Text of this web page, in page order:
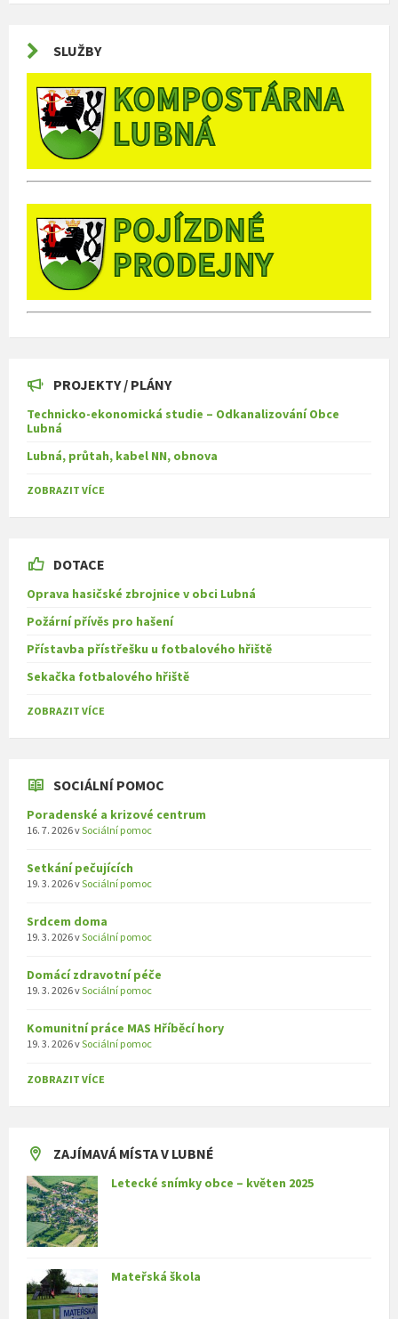
SLUŽBY
PROJEKTY / PLÁNY
Technicko-ekonomická studie – Odkanalizování Obce
Lubná
Lubná, průtah, kabel NN, obnova
ZOBRAZIT VÍCE
DOTACE
Oprava hasičské zbrojnice v obci Lubná
Požární přívěs pro hašení
Přístavba přístřešku u fotbalového hřiště
Sekačka fotbalového hřiště
ZOBRAZIT VÍCE
SOCIÁLNÍ POMOC
Poradenské a krizové centrum
16. 7. 2026vSociální pomoc
Setkání pečujících
19. 3. 2026vSociální pomoc
Srdcem doma
19. 3. 2026vSociální pomoc
Domácí zdravotní péče
19. 3. 2026vSociální pomoc
Komunitní práce MAS Hříběcí hory
19. 3. 2026vSociální pomoc
ZOBRAZIT VÍCE
ZAJÍMAVÁ MÍSTA V LUBNÉ
Letecké snímky obce – květen 2025
Mateřská škola